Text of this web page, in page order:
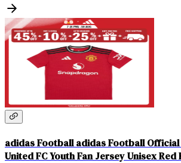
adidas Football adidas Football
United FC Youth Fan Jersey Unisex Red